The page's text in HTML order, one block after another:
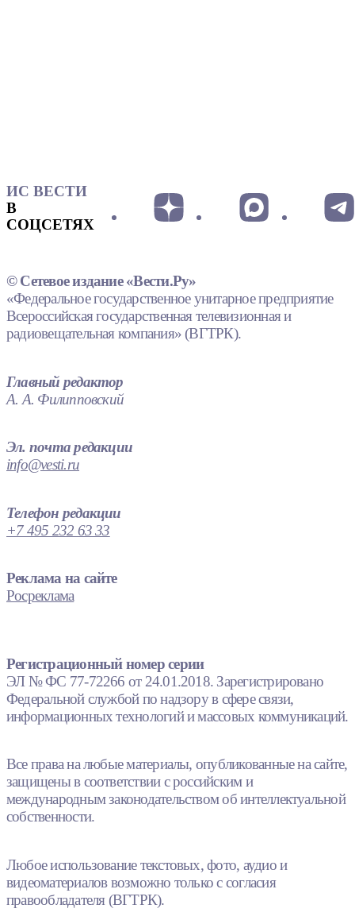
ИС ВЕСТИ
В
СОЦСЕТЯХ
© Сетевое издание «Вести.Ру»
«Федеральное государственное унитарное предприятие
Всероссийская государственная телевизионная и
радиовещательная компания» (ВГТРК).
Главный редактор
А. А. Филипповский
Эл. почта редакции
info@vesti.ru
Телефон редакции
+7 495 232 63 33
Реклама на сайте
Росреклама
Регистрационный номер серии
ЭЛ № ФС 77-72266 от 24.01.2018. Зарегистрировано
Федеральной службой по надзору в сфере связи,
информационных технологий и массовых коммуникаций.
Все права на любые материалы, опубликованные на сайте,
защищены в соответствии с российским и
международным законодательством об интеллектуальной
собственности.
Любое использование текстовых, фото, аудио и
видеоматериалов возможно только с согласия
правообладателя (ВГТРК).